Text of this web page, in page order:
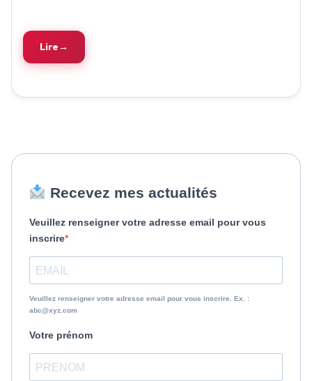
Lire
Recevez mes actualités
Veuillez renseigner votre adresse email pour vous
inscrire
Veuillez renseigner votre adresse email pour vous inscrire. Ex. :
abc@xyz.com
Votre prénom